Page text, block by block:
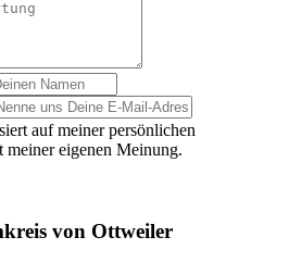
auf meiner persönlichen
eigenen Meinung.
von Ottweiler